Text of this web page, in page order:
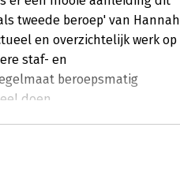
tweede beroep' van Hannah
en overzichtelijk werk op
staf- en
beroepsmatig
doen.